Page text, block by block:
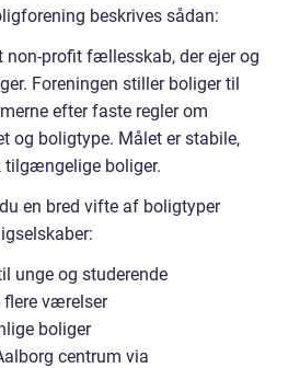
beskrives sådan:
non-profit fællesskab, der ejer og
Foreningen stiller boliger til
efter faste regler om
og boligtype. Målet er stabile,
tilgængelige boliger.
en bred vifte af boligtyper
unge og studerende
værelser
boliger
centrum via